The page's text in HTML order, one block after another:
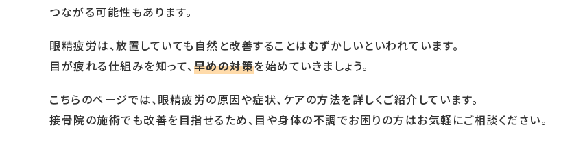
つながる可能性もあります。
眼精疲労は、放置していても自然と改善することはむずかしいといわれています。
目が疲れる仕組みを知って、 早めの対策を始めていきましょう。
こちらのページでは、眼精疲労の原因や症状、ケアの方法を詳しくご紹介しています。
接骨院の施術でも改善を目指せるため、目や身体の不調でお困りの方はお気軽にご相談ください。